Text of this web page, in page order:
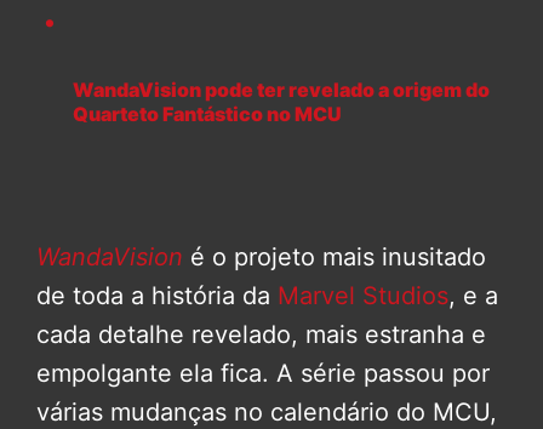
WandaVision pode ter revelado a origem do
Quarteto Fantástico no MCU
WandaVision é o projeto mais inusitado
de toda a história da Marvel Studios, e a
cada detalhe revelado, mais estranha e
empolgante ela fica. A série passou por
várias mudanças no calendário do MCU,